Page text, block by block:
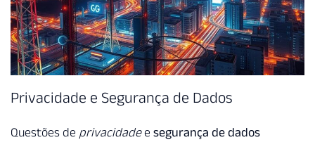
Privacidade e Segurança de Dados
Questões de privacidadee segurança de dados